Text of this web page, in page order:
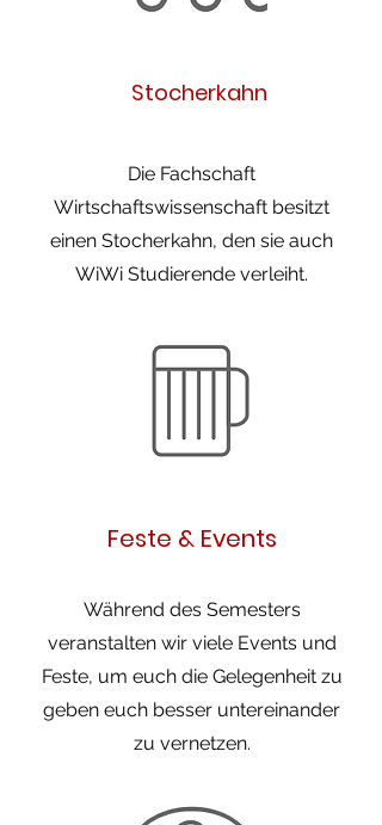
Stocherkahn
Die Fachschaft
Wirtschaftswissenschaft besitzt
einen Stocherkahn, den sie auch
WiWi Studierende verleiht.
Feste & Events
Während des Semesters
veranstalten wir viele Events und
Feste, um euch die Gelegenheit zu
geben euch besser untereinander
zu vernetzen.